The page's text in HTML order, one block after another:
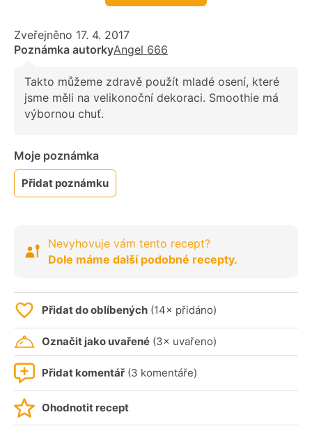
Zveřejněno 17. 4. 2017
Poznámka autorkyAngel 666
Takto můžeme zdravě použít mladé osení, které
jsme měli na velikonoční dekoraci. Smoothie má
výbornou chuť.
Moje poznámka
Přidat poznámku
Nevyhovuje vám tento recept?
Dole máme další podobné recepty.
Přidat do oblíbených (14× přidáno)
Označit jako uvařené (3× uvařeno)
Přidat komentář (3 komentáře)
Ohodnotit recept